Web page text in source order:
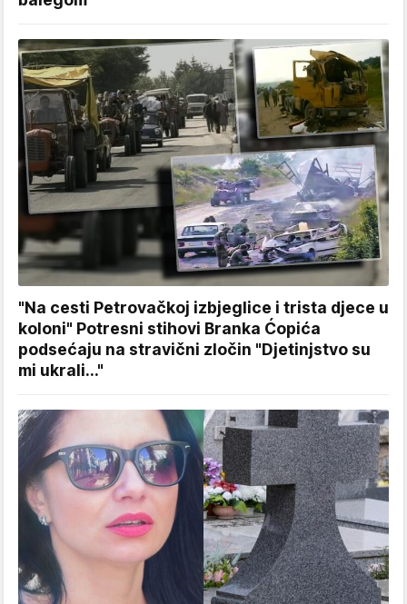
"Na cesti Petrovačkoj izbjeglice i trista djece u
koloni" Potresni stihovi Branka Ćopića
podsećaju na stravični zločin "Djetinjstvo su
mi ukrali..."